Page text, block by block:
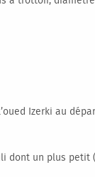
Izerki au
dont un plus petit